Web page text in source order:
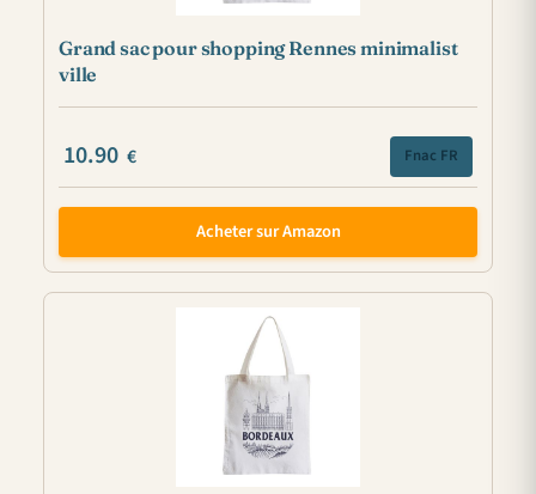
Grand sac pour shopping Rennes minimalist
ville
10.90 € Fnac FR
Acheter sur Amazon